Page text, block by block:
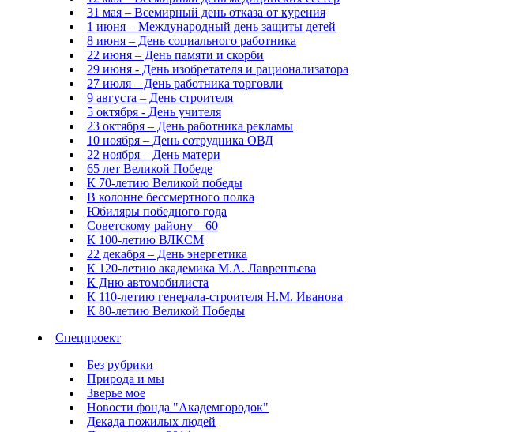
31 мая – Всемирный день отказа от курения
1 июня – Международный день защиты детей
8 июня – День социального работника
22 июня – День памяти и скорби
29 июня - День изобретателя и рационализатора
27 июля – День работника торговли
9 августа – День строителя
5 октября - День учителя
23 октября – День работника рекламы
10 ноября – День сотрудника ОВД
22 ноября – День матери
65 лет Великой Победе
К 70-летию Великой победы
В колонне бессмертного полка
Юбиляры победного года
Советскому району – 60
К 100-летию ВЛКСМ
22 декабря – День энергетика
К 120-летию академика М.А. Лаврентьева
К Дню автомобилиста
К 110-летию генерала-строителя Н.М. Иванова
К 80-летию Великой Победы
Спецпроект
Без рубрики
Природа и мы
Зверье мое
Новости фонда "Академгородок"
Декада пожилых людей